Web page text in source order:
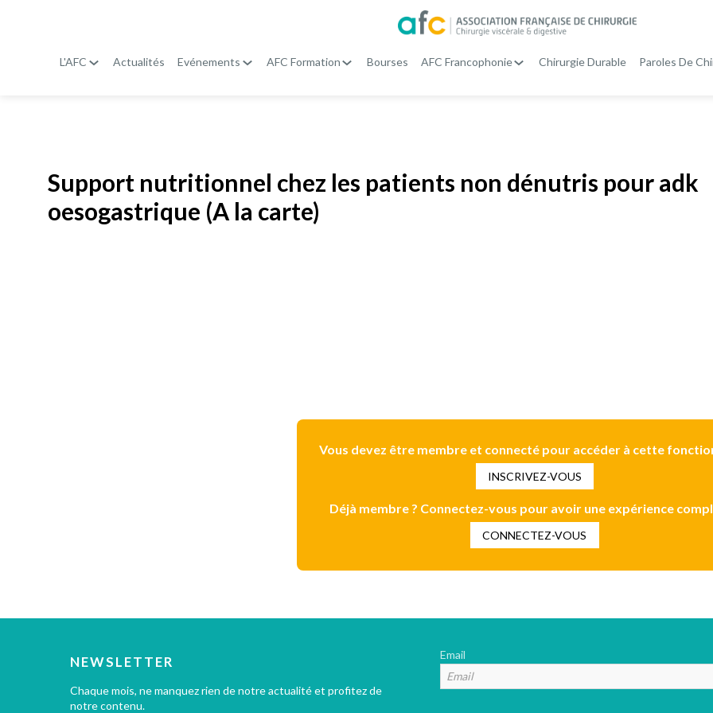
L'AFC Actualités Evénements AFC Formation Bourses AFC Francophonie Chirurgie Durable Paroles De
Support nutritionnel chez les patients non dénutris pour adk
oesogastrique (A la carte)
Vous devez être membre et connecté pour accéder à cette
INSCRIVEZ-VOUS
Déjà membre ? Connectez-vous pour avoir une expérience
CONNECTEZ-VOUS
NEWSLETTER
Chaque mois, ne manquez rien de notre actualité et profitez de
notre contenu.
Email